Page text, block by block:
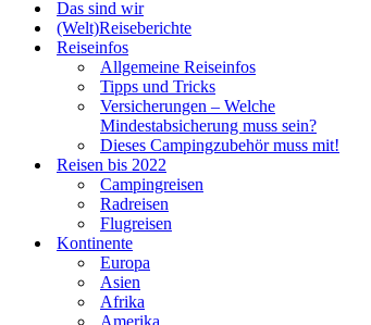
Das sind wir
(Welt)Reiseberichte
Reiseinfos
Allgemeine Reiseinfos
Tipps und Tricks
Versicherungen – Welche
Mindestabsicherung muss sein?
Dieses Campingzubehör muss mit!
Reisen bis 2022
Campingreisen
Radreisen
Flugreisen
Kontinente
Europa
Asien
Afrika
Amerika